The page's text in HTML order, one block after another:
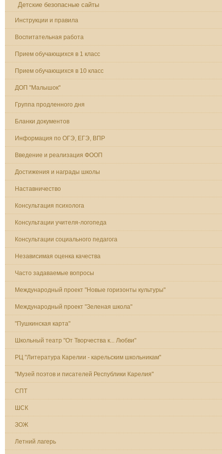
Детские безопасные сайты
Инструкции и правила
Воспитательная работа
Прием обучающихся в 1 класс
Прием обучающихся в 10 класс
ДОП "Малышок"
Группа продленного дня
Бланки документов
Информация по ОГЭ, ЕГЭ, ВПР
Введение и реализация ФООП
Достижения и награды школы
Наставничество
Консультация психолога
Консультации учителя-логопеда
Консультации социального педагога
Независимая оценка качества
Часто задаваемые вопросы
Международный проект "Новые горизонты культуры"
Международный проект "Зеленая школа"
"Пушкинская карта"
Школьный театр "От Творчества к... Любви"
РЦ "Литература Карелии - карельским школьникам"
"Музей поэтов и писателей Республики Карелия"
СПТ
ШСК
ЗОЖ
Летний лагерь